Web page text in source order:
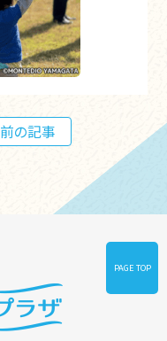
前の記事
PAGE TOP